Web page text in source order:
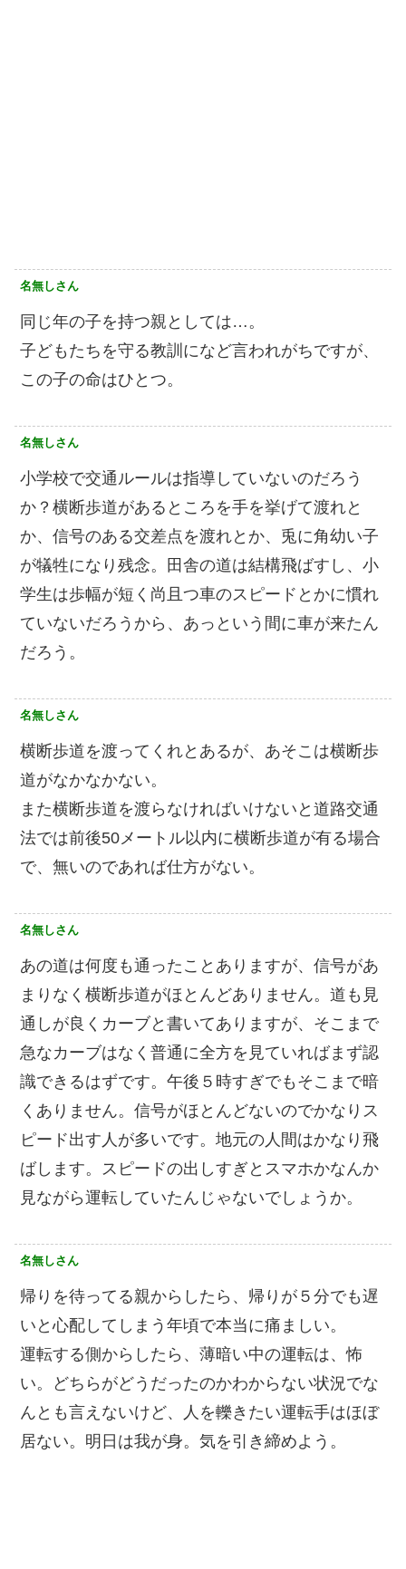
名無しさん
同じ年の子を持つ親としては…。
子どもたちを守る教訓になど言われがちですが、
この子の命はひとつ。
名無しさん
小学校で交通ルールは指導していないのだろう
か？横断歩道があるところを手を挙げて渡れと
か、信号のある交差点を渡れとか、兎に角幼い子
が犠牲になり残念。田舎の道は結構飛ばすし、小
学生は歩幅が短く尚且つ車のスピードとかに慣れ
ていないだろうから、あっという間に車が来たん
だろう。
名無しさん
横断歩道を渡ってくれとあるが、あそこは横断歩
道がなかなかない。
また横断歩道を渡らなければいけないと道路交通
法では前後50メートル以内に横断歩道が有る場合
で、無いのであれば仕方がない。
名無しさん
あの道は何度も通ったことありますが、信号があ
まりなく横断歩道がほとんどありません。道も見
通しが良くカーブと書いてありますが、そこまで
急なカーブはなく普通に全方を見ていればまず認
識できるはずです。午後５時すぎでもそこまで暗
くありません。信号がほとんどないのでかなりス
ピード出す人が多いです。地元の人間はかなり飛
ばします。スピードの出しすぎとスマホかなんか
見ながら運転していたんじゃないでしょうか。
名無しさん
帰りを待ってる親からしたら、帰りが５分でも遅
いと心配してしまう年頃で本当に痛ましい。
運転する側からしたら、薄暗い中の運転は、怖
い。どちらがどうだったのかわからない状況でな
んとも言えないけど、人を轢きたい運転手はほぼ
居ない。明日は我が身。気を引き締めよう。